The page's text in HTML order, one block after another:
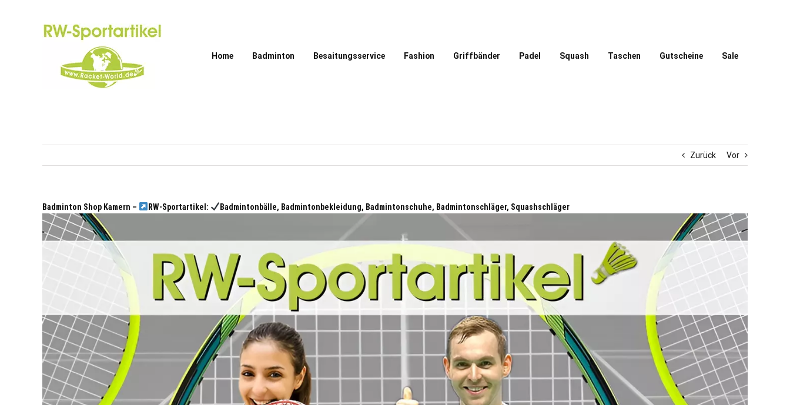
Home Badminton Besaitungsservice Fashion Griffbänder Padel Squash Taschen Gutscheine Sale
Zurück Vor
Badminton Shop Kamern – RW-Sportartikel: Badmintonbälle, Badmintonbekleidung, Badmintonschuhe, Badmintonschläger, Squashschläger